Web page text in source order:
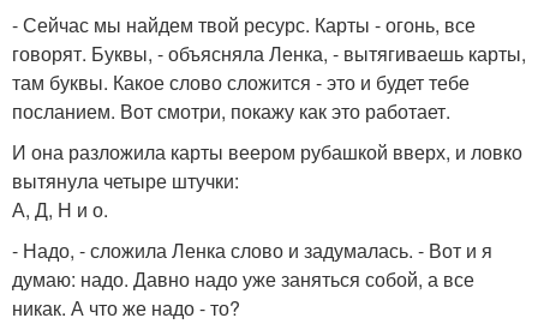
- Сейчас мы найдем твой ресурс. Карты - огонь, все
говорят. Буквы, - объясняла Ленка, - вытягиваешь карты,
там буквы. Какое слово сложится - это и будет тебе
посланием. Вот смотри, покажу как это работает.
И она разложила карты веером рубашкой вверх, и ловко
вытянула четыре штучки:
А, Д, Н и о.
- Надо, - сложила Ленка слово и задумалась. - Вот и я
думаю: надо. Давно надо уже заняться собой, а все
никак. А что же надо - то?